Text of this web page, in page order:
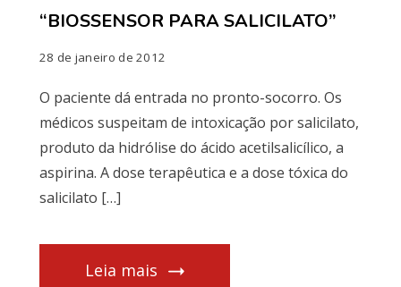
“BIOSSENSOR PARA SALICILATO”
28 de janeiro de 2012
O paciente dá entrada no pronto-socorro. Os
médicos suspeitam de intoxicação por salicilato,
produto da hidrólise do ácido acetilsalicílico, a
aspirina. A dose terapêutica e a dose tóxica do
salicilato […]
Leia mais